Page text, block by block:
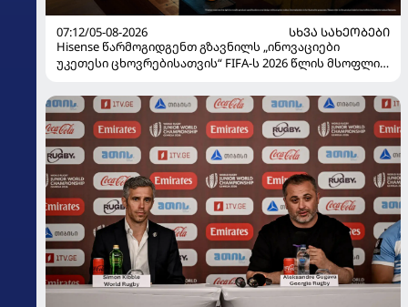
07:12/05-08-2026
ᲡᲮᲕᲐ ᲡᲐᲮᲔᲝᲑᲔᲑᲘ
Hisense წარმოგიდგენთ გზავნილს „ინოვაციები
უკეთესი ცხოვრებისათვის“ FIFA-ს 2026 წლის მსოფლიო